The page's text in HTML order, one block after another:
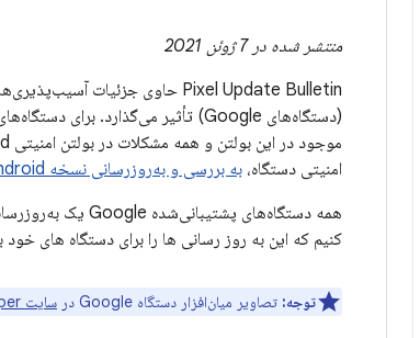
منتشر شده در 7 ژوئن 2021
Pixel Update Bulletin حاوی جزئیات آسیب‌پذیری‌های امنیتی و بهبودهای عملکردی است که
امنیتی دستگاه، به بررسی و به‌روزرسانی نسخه Android خود
کنیم که این به روز رسانی ها را برای دستگاه های خود
توجه: تصاویر میان‌افزار دستگاه Google در سایت Google Developer